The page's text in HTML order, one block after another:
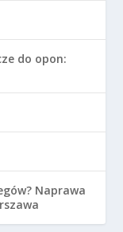
do opon:
Naprawa